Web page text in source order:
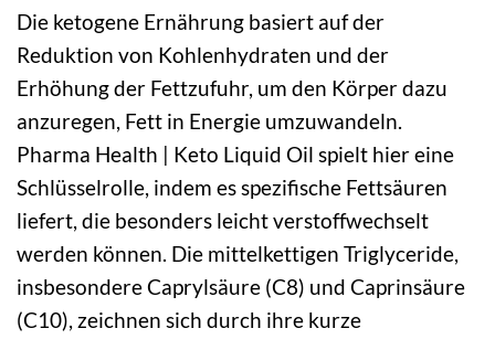
Die ketogene Ernährung basiert auf der
Reduktion von Kohlenhydraten und der
Erhöhung der Fettzufuhr, um den Körper dazu
anzuregen, Fett in Energie umzuwandeln.
Pharma Health | Keto Liquid Oil spielt hier eine
Schlüsselrolle, indem es spezifische Fettsäuren
liefert, die besonders leicht verstoffwechselt
werden können. Die mittelkettigen Triglyceride,
insbesondere Caprylsäure (C8) und Caprinsäure
(C10), zeichnen sich durch ihre kurze